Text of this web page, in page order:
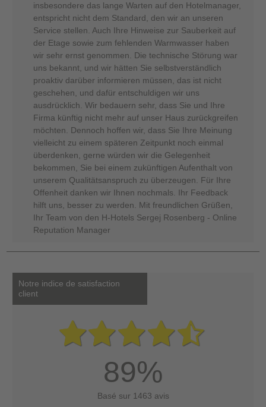
insbesondere das lange Warten auf den Hotelmanager,
entspricht nicht dem Standard, den wir an unseren
Service stellen. Auch Ihre Hinweise zur Sauberkeit auf
der Etage sowie zum fehlenden Warmwasser haben
wir sehr ernst genommen. Die technische Störung war
uns bekannt, und wir hätten Sie selbstverständlich
proaktiv darüber informieren müssen, das ist nicht
geschehen, und dafür entschuldigen wir uns
ausdrücklich. Wir bedauern sehr, dass Sie und Ihre
Firma künftig nicht mehr auf unser Haus zurückgreifen
möchten. Dennoch hoffen wir, dass Sie Ihre Meinung
vielleicht zu einem späteren Zeitpunkt noch einmal
überdenken, gerne würden wir die Gelegenheit
bekommen, Sie bei einem zukünftigen Aufenthalt von
unserem Qualitätsanspruch zu überzeugen. Für Ihre
Offenheit danken wir Ihnen nochmals. Ihr Feedback
hilft uns, besser zu werden. Mit freundlichen Grüßen,
Ihr Team von den H-Hotels Sergej Rosenberg - Online
Reputation Manager
Notre indice de satisfaction
client
89%
Basé sur 1463 avis